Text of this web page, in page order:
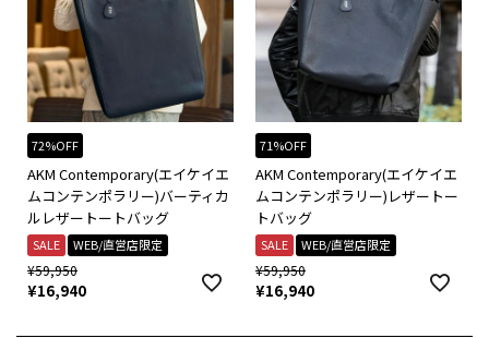
72%OFF
AKM Contemporary(エイケイエ
ムコンテンポラリー)バーティカ
ルレザートートバッグ
SALE WEB/直営店限定
¥59,950
¥16,940
71%OFF
AKM Contemporary(エイケイエ
ムコンテンポラリー)レザートー
トバッグ
SALE WEB/直営店限定
¥59,950
¥16,940